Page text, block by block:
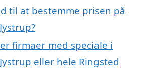
til at bestemme prisen på
firmaer med speciale i
eller hele Ringsted